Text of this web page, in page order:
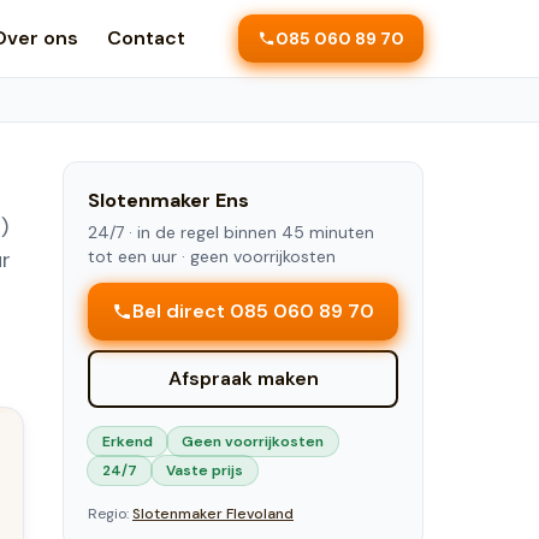
ons Contact 085 060 89 70
Slotenmaker Ens
24/7 · in de regel binnen 45 minuten
tot een uur · geen voorrijkosten
Bel direct 085 060 89 70
Afspraak maken
Erkend
Geen voorrijkosten
24/7
Vaste prijs
Regio:SlotenmakerFlevoland